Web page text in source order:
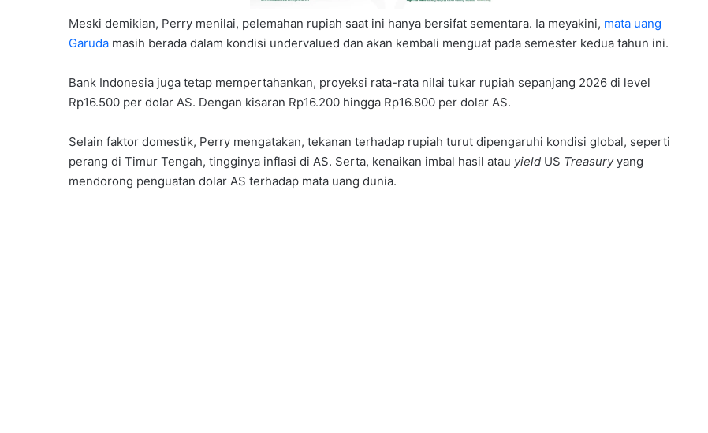
Meski demikian, Perry menilai, pelemahan rupiah saat ini hanya bersifat sementara. Ia meyakini, mata uang
Garuda masih berada dalam kondisi undervalued dan akan kembali menguat pada semester kedua tahun ini.
Bank Indonesia juga tetap mempertahankan, proyeksi rata-rata nilai tukar rupiah sepanjang 2026 di level
Rp16.500 per dolar AS. Dengan kisaran Rp16.200 hingga Rp16.800 per dolar AS.
Selain faktor domestik, Perry mengatakan, tekanan terhadap rupiah turut dipengaruhi kondisi global, seperti
perang di Timur Tengah, tingginya inflasi di AS. Serta, kenaikan imbal hasil atau yield US Treasuryyang
mendorong penguatan dolar AS terhadap mata uang dunia.